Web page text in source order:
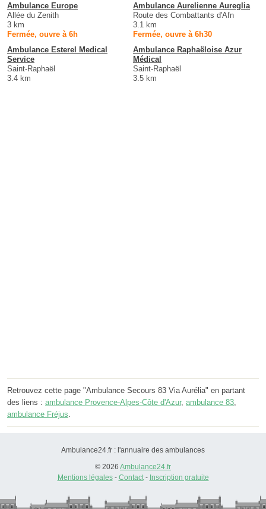
Ambulance Europe
Allée du Zenith
3 km
Fermée, ouvre à 6h
Ambulance Aurelienne Aureglia
Route des Combattants d'Afn
3.1 km
Fermée, ouvre à 6h30
Ambulance Esterel Medical
Service
Saint-Raphaël
3.4 km
Ambulance Raphaëloise Azur
Médical
Saint-Raphaël
3.5 km
Retrouvez cette page "Ambulance Secours 83 Via Aurélia" en partant
des liens : ambulance Provence-Alpes-Côte d'Azur, ambulance 83
ambulance Fréjus
Ambulance24.fr : l'annuaire des ambulances
© 2026 Ambulance24.fr
Mentions légales- Contact- Inscription gratuite